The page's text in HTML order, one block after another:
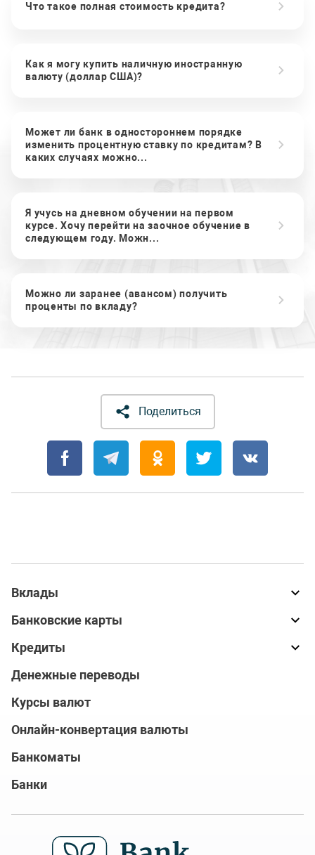
Что такое полная стоимость кредита?
Как я могу купить наличную иностранную
валюту (доллар США)?
Может ли банк в одностороннем порядке
изменить процентную ставку по кредитам? В
каких случаях можно...
Я учусь на дневном обучении на первом
курсе. Хочу перейти на заочное обучение в
следующем году. Можн...
Можно ли заранее (авансом) получить
проценты по вкладу?
Поделиться
Вклады
Банковские карты
Кредиты
Денежные переводы
Курсы валют
Онлайн-конвертация валюты
Банкоматы
Банки